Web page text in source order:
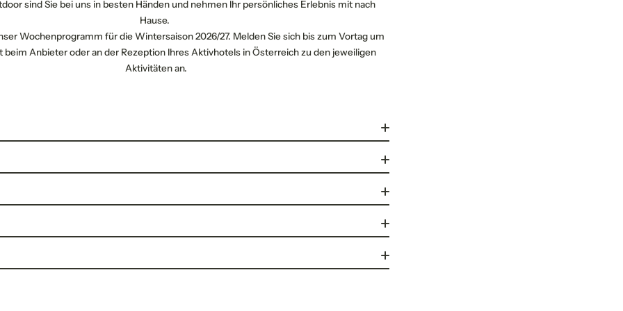
Haustiere
Sauna- und
Wellnessbereich
Aufenthalt hinzufügen
sind Sie bei uns in besten Händen und nehmen Ihr persönliches Erlebnis mit nach
Hause.
Wochenprogramm für die Wintersaison 2026/27. Melden Sie sich bis zum Vortag um
beim Anbieter oder an der Rezeption Ihres Aktivhotels in Österreich zu den jeweiligen
Aktivitäten an.
auf der Matte
+43 664 244 4458
auf der Matte
nach dem Skifahren
Vorname Nachname*